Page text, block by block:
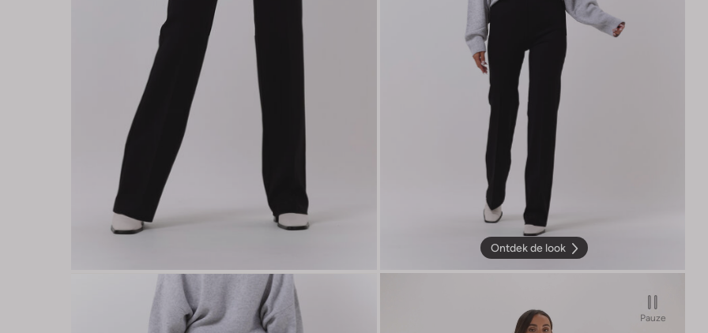
Ontdek de look
Pauze